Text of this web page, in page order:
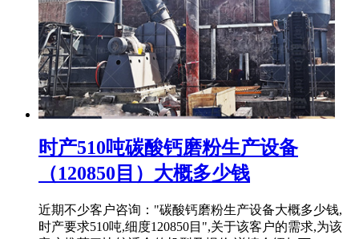
时产510吨碳酸钙磨粉生产设备
（120850目）大概多少钱
近期不少客户咨询："碳酸钙磨粉生产设备大概多少钱,
时产要求510吨,细度120850目",关于该客户的需求,为该